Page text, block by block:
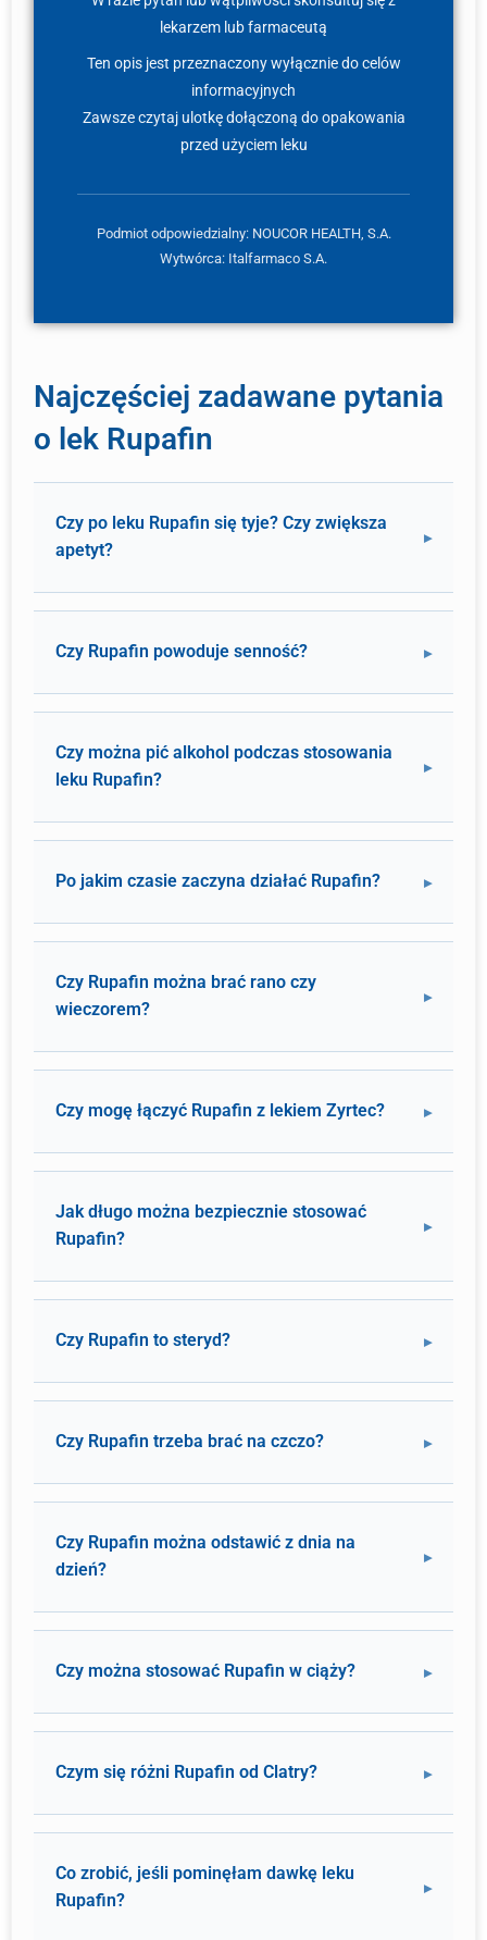
lekarzem lub farmaceutą
Ten opis jest przeznaczony wyłącznie do celów
informacyjnych
Zawsze czytaj ulotkę dołączoną do opakowania
przed użyciem leku
Podmiot odpowiedzialny: NOUCOR HEALTH, S.A.
Wytwórca: Italfarmaco S.A.
Najczęściej zadawane pytania
o lek Rupafin
Czy po leku Rupafin się tyje? Czy zwiększa
apetyt?
Czy Rupafin powoduje senność?
Czy można pić alkohol podczas stosowania
leku Rupafin?
Po jakim czasie zaczyna działać Rupafin?
Czy Rupafin można brać rano czy
wieczorem?
Czy mogę łączyć Rupafin z lekiem Zyrtec?
Jak długo można bezpiecznie stosować
Rupafin?
Czy Rupafin to steryd?
Czy Rupafin trzeba brać na czczo?
Czy Rupafin można odstawić z dnia na
dzień?
Czy można stosować Rupafin w ciąży?
Czym się różni Rupafin od Clatry?
Co zrobić, jeśli pominęłam dawkę leku
Rupafin?